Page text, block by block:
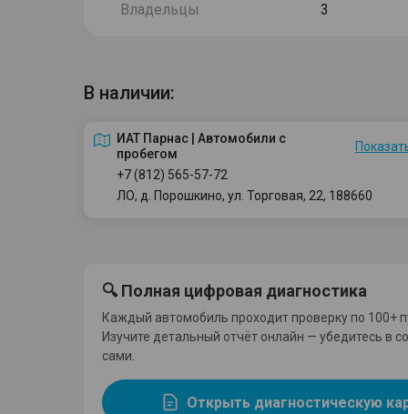
Владельцы 3
В наличии:
ИАТ Парнас | Автомобили с
пробегом
+7 (812) 565-57-72
ЛО, д. Порошкино, ул. Торговая, 22, 188660
🔍 Полная цифровая диагностика
Каждый автомобиль проходит проверку по 100+
Изучите детальный отчёт онлайн — убедитесь в
сами.
Открыть диагностическую